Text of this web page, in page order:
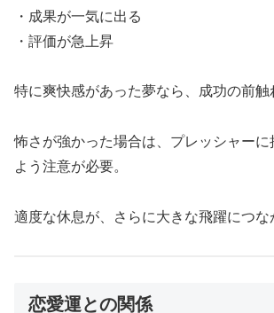
・成果が一気に出る
・評価が急上昇
特に爽快感があった夢なら、成功の前触
怖さが強かった場合は、プレッシャーに
よう注意が必要。
適度な休息が、さらに大きな飛躍につな
恋愛運との関係